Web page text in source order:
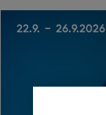
22.9. - 26.9.2026